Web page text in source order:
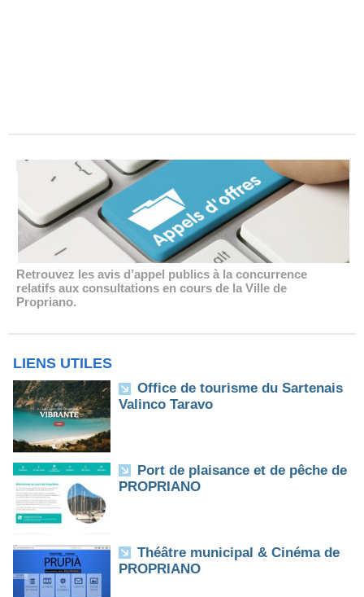
Retrouvez les avis d’appel publics à la concurrence
relatifs aux consultations en cours de la Ville de
Propriano.
LIENS UTILES
Office de tourisme du Sartenais
Valinco Taravo
Port de plaisance et de pêche de
PROPRIANO
Théâtre municipal & Cinéma de
PROPRIANO